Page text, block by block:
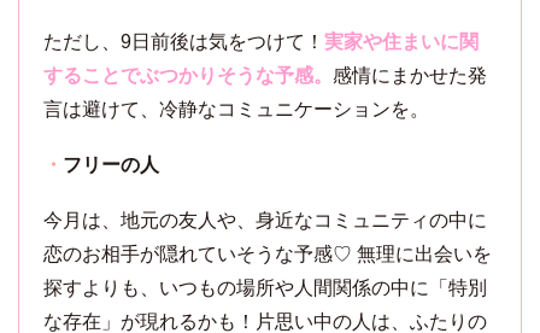
ただし、9日前後は気をつけて！ 実家や住まいに関
することでぶつかりそうな予感。 感情にまかせた発
言は避けて、冷静なコミュニケーションを。
・ フリーの人
今月は、地元の友人や、身近なコミュニティの中に
恋のお相手が隠れていそうな予感♡ 無理に出会いを
探すよりも、いつもの場所や人間関係の中に「特別
な存在」が現れるかも！片思い中の人は、ふたりの